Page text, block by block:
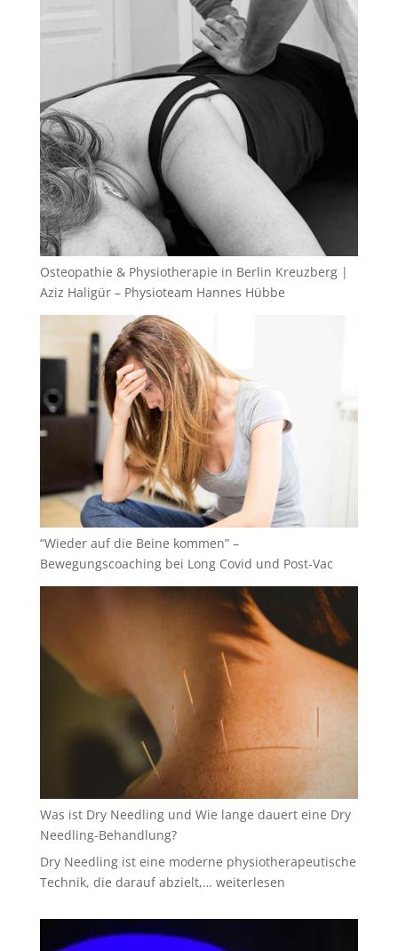
Osteopathie & Physiotherapie in Berlin Kreuzberg |
Aziz Haligür – Physioteam Hannes Hübbe
“Wieder auf die Beine kommen” –
Bewegungscoaching bei Long Covid und Post-Vac
Was ist Dry Needling und Wie lange dauert eine Dry
Needling-Behandlung?
Dry Needling ist eine moderne physiotherapeutische
Technik, die darauf abzielt,… Was
Dry
Needling
weiterlesen